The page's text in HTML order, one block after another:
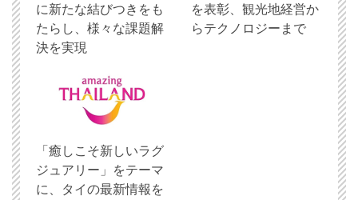
に新たな結びつきをも
たらし、様々な課題解
決を実現
を表彰、観光地経営か
らテクノロジーまで
「癒しこそ新しいラグ
ジュアリー」をテーマ
に、タイの最新情報を